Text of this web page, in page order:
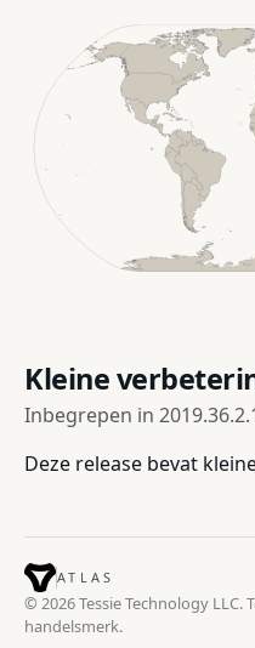
Kleine
Inbegrepen in
Deze release bevat
ATLAS
© 2026 Tessie Technology LLC.
handelsmerk.